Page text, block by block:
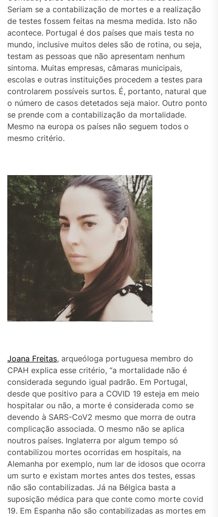
Seriam se a contabilização de mortes e a realização
de testes fossem feitas na mesma medida. Isto não
acontece. Portugal é dos países que mais testa no
mundo, inclusive muitos deles são de rotina, ou seja,
testam as pessoas que não apresentam nenhum
sintoma. Muitas empresas, câmaras municipais,
escolas e outras instituições procedem a testes para
controlarem possíveis surtos. É, portanto, natural que
o número de casos detetados seja maior. Outro ponto
se prende com a contabilização da mortalidade.
Mesmo na europa os países não seguem todos o
mesmo critério.
Joana Freitas, arqueóloga portuguesa membro do
CPAH explica esse critério, “a mortalidade não é
considerada segundo igual padrão. Em Portugal,
desde que positivo para a COVID 19 esteja em meio
hospitalar ou não, a morte é considerada como se
devendo à SARS-CoV2 mesmo que morra de outra
complicação associada. O mesmo não se aplica
noutros países. Inglaterra por algum tempo só
contabilizou mortes ocorridas em hospitais, na
Alemanha por exemplo, num lar de idosos que ocorra
um surto e existam mortes antes dos testes, essas
não são contabilizadas. Já na Bélgica basta a
suposição médica para que conte como morte covid
19. Em Espanha não são contabilizadas as mortes em